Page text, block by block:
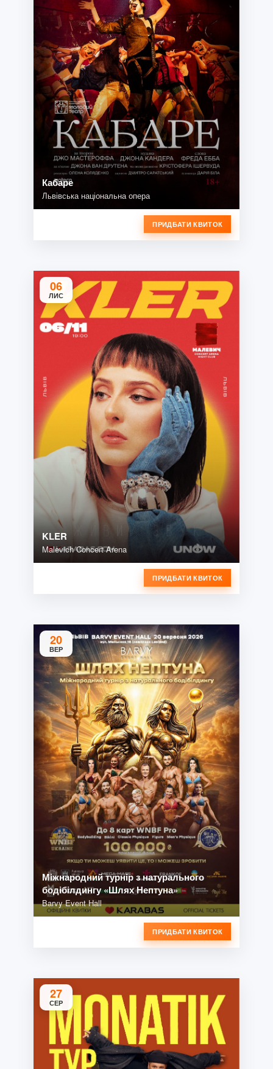
Кабаре
Львівська національна опера
ПРИДБАТИ КВИТОК
06
ЛИС
KLER
Malevich Concert Arena
ПРИДБАТИ КВИТОК
20
ВЕР
Міжнародний турнір з натурального
бодібілдингу «Шлях Нептуна»
Barvy Event Hall
ПРИДБАТИ КВИТОК
27
СЕР